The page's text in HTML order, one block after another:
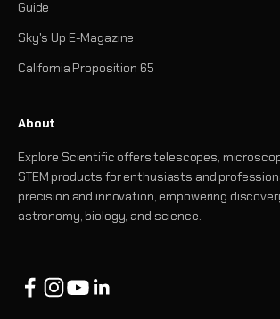
Guide
Sky's Up E-Magazine
California Proposition 65
About
Explore Scientific offers telescopes,
STEM products for enthusiasts and
precision and innovation, empowering
astronomy, biology, and science.